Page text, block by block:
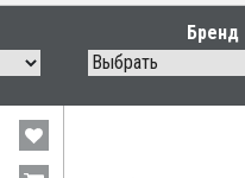
Бренд
Выбрать